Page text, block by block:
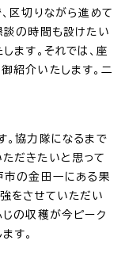
区切りながら進めて
談の時間も設けたい
ます。それでは、座
紹介いたします。二
。協力隊になるまで
だきたいと思って
市の金田一にある果
をさせていただい
じの収穫が今ピーク
す。